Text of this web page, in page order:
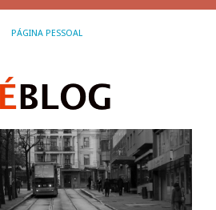
PÁGINA PESSOAL